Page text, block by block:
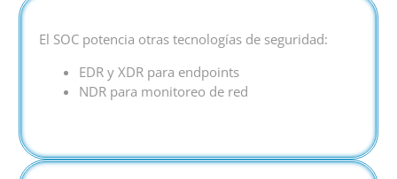
El SOC potencia otras tecnologías de seguridad:
EDR y XDR para endpoints
NDR para monitoreo de red